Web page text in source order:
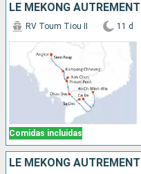
Comidas incluidas
RV Toum Tiou II 11 d